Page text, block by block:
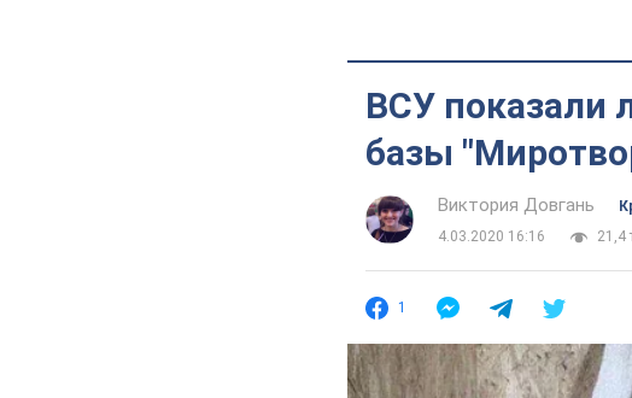
ВСУ показали
базы
Виктория Довгань
4.03.2020 16:16
21,4
1